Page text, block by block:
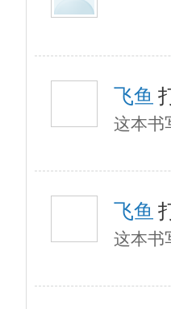
飞鱼
这本书
飞鱼
这本书